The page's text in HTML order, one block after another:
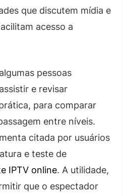
que discutem mídia e
acesso a
pessoas
e revisar
para comparar
entre níveis.
citada por usuários
e teste de
IPTV online. A utilidade,
que o espectador